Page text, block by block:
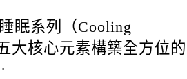
眠系列（Cooling
大核心元素構築全方位的